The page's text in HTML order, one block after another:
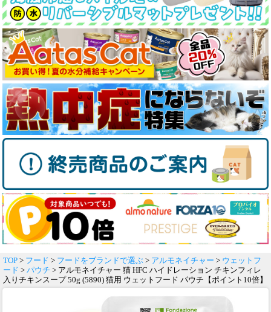
TOP > フード > フードをブランドで選ぶ > アルモネイチャー > ウェットフ
ード > パウチ > アルモネイチャー 猫 HFC ハイドレーション チキンフィレ
入りチキンスープ 50g (5890) 猫用 ウェットフード パウチ【ポイント10倍】